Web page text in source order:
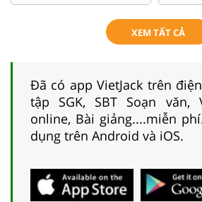
XEM TẤT CẢ
Đã có app VietJack trên
tập SGK, SBT Soạn văn,
online, Bài giảng....miễn
dụng trên Android và iOS.